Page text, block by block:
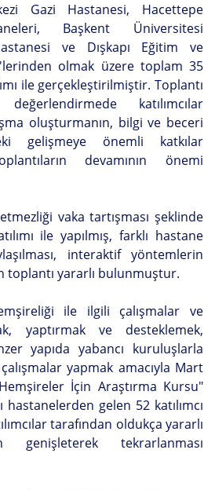
Gazi Hastanesi, Hacettepe
Başkent Üniversitesi
ve Dışkapı Eğitim ve
olmak üzere toplam 35
ile gerçekleştirilmiştir. Toplantı
katılımcılar
oluşturmanın, bilgi ve beceri
gelişmeye önemli katkılar
devamının önemi
vaka tartışması şeklinde
ile yapılmış, farklı hastane
interaktif yöntemlerin
toplantı yararlı bulunmuştur.
ile ilgili çalışmalar ve
yaptırmak ve desteklemek,
yapıda yabancı kuruluşlarla
yapmak amacıyla Mart
İçin Araştırma Kursu"
gelen 52 katılımcı
tarafından oldukça yararlı
genişleterek tekrarlanması